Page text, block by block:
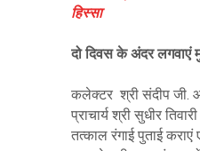
हिस्सा
दो दिवस के अंदर लगवाएं
कलेक्टर श्री संदीप जी.
प्राचार्य श्री सुधीर
तत्काल रंगाई पुताई